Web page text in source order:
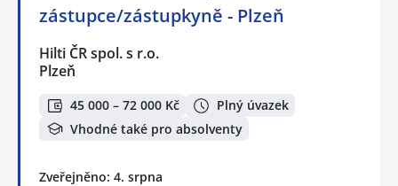
zástupce/zástupkyně - Plzeň
Hilti ČR spol. s r.o.
Plzeň
45 000 – 72 000 Kč
Plný úvazek
Vhodné také pro absolventy
Zveřejněno: 4. srpna